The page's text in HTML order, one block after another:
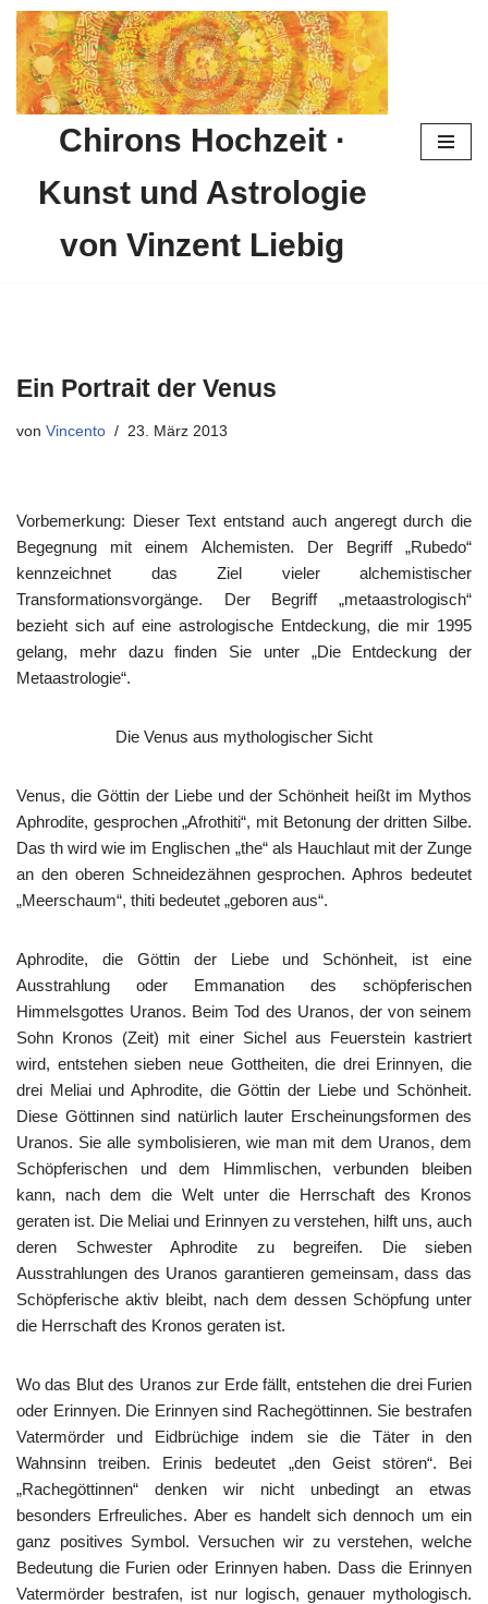
Zum
Inhalt
springen
Chirons Hochzeit ·
Kunst und Astrologie
von Vinzent Liebig
Ein Portrait der Venus
von Vincento 23. März 2013
Vorbemerkung: Dieser Text entstand auch angeregt durch die
Begegnung mit einem Alchemisten. Der Begriff „Rubedo“
kennzeichnet das Ziel vieler alchemistischer
Transformationsvorgänge. Der Begriff „metaastrologisch“
bezieht sich auf eine astrologische Entdeckung, die mir 1995
gelang, mehr dazu finden Sie unter „Die Entdeckung der
Metaastrologie“.
Die Venus aus mythologischer Sicht
Venus, die Göttin der Liebe und der Schönheit heißt im Mythos
Aphrodite, gesprochen „Afrothiti“, mit Betonung der dritten Silbe.
Das th wird wie im Englischen „the“ als Hauchlaut mit der Zunge
an den oberen Schneidezähnen gesprochen. Aphros bedeutet
„Meerschaum“, thiti bedeutet „geboren aus“.
Aphrodite, die Göttin der Liebe und Schönheit, ist eine
Ausstrahlung oder Emmanation des schöpferischen
Himmelsgottes Uranos. Beim Tod des Uranos, der von seinem
Sohn Kronos (Zeit) mit einer Sichel aus Feuerstein kastriert
wird, entstehen sieben neue Gottheiten, die drei Erinnyen, die
drei Meliai und Aphrodite, die Göttin der Liebe und Schönheit.
Diese Göttinnen sind natürlich lauter Erscheinungsformen des
Uranos. Sie alle symbolisieren, wie man mit dem Uranos, dem
Schöpferischen und dem Himmlischen, verbunden bleiben
kann, nach dem die Welt unter die Herrschaft des Kronos
geraten ist. Die Meliai und Erinnyen zu verstehen, hilft uns, auch
deren Schwester Aphrodite zu begreifen. Die sieben
Ausstrahlungen des Uranos garantieren gemeinsam, dass das
Schöpferische aktiv bleibt, nach dem dessen Schöpfung unter
die Herrschaft des Kronos geraten ist.
Wo das Blut des Uranos zur Erde fällt, entstehen die drei Furien
oder Erinnyen. Die Erinnyen sind Rachegöttinnen. Sie bestrafen
Vatermörder und Eidbrüchige indem sie die Täter in den
Wahnsinn treiben. Erinis bedeutet „den Geist stören“. Bei
„Rachegöttinnen“ denken wir nicht unbedingt an etwas
besonders Erfreuliches. Aber es handelt sich dennoch um ein
ganz positives Symbol. Versuchen wir zu verstehen, welche
Bedeutung die Furien oder Erinnyen haben. Dass die Erinnyen
Vatermörder bestrafen, ist nur logisch, genauer mythologisch.